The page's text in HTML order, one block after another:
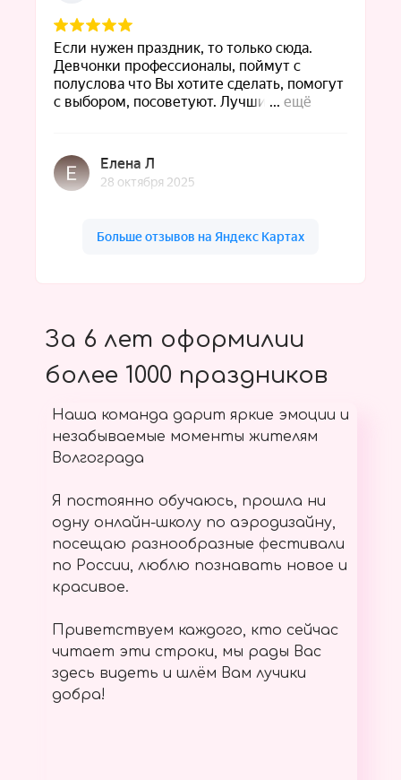
За 6 лет оформилии
более 1000 праздников
Наша команда дарит яркие эмоции и
незабываемые моменты жителям
Волгограда
Я постоянно обучаюсь, прошла ни
одну онлайн-школу по аэродизайну,
посещаю разнообразные фестивали
по России, люблю познавать новое и
красивое.
Приветствуем каждого, кто сейчас
читает эти строки, мы рады Вас
здесь видеть и шлём Вам лучики
добра!